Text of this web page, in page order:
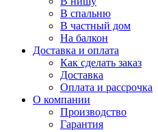
В спальню
В частный дом
На балкон
Доставка и оплата
Как сделать заказ
Доставка
Оплата и рассрочка
О компании
Производство
Гарантия